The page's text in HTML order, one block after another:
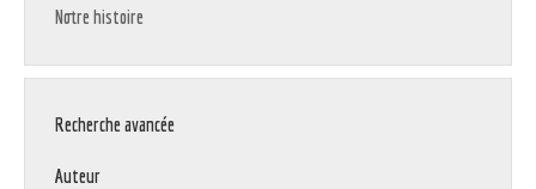
Notre histoire
Recherche avancée
Auteur